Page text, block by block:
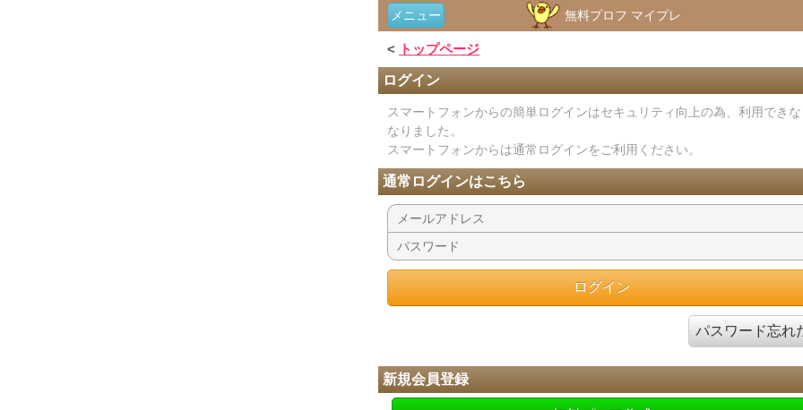
メニュー 無料プロフ マイプレ
< トップページ
ログイン
スマートフォンからの簡単ログインはセキュリティ向上の為、利用でき
なりました。
スマートフォンからは通常ログインをご利用ください。
通常ログインはこちら
パスワード忘れ
新規会員登録